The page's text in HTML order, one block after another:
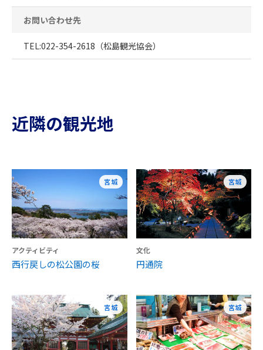
お問い合わせ先
TEL:022-354-2618（松島観光協会）
近隣の観光地
宮城
アクティビティ
西行戻しの松公園の桜
宮城
文化
円通院
宮城 宮城